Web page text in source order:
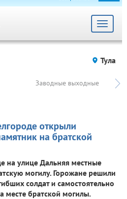
Toggle
Тула
Заводные выходные
открыли
на братской
на улице Дальняя местные
могилу. Горожане решили
солдат и самостоятельно
месте братской могилы.